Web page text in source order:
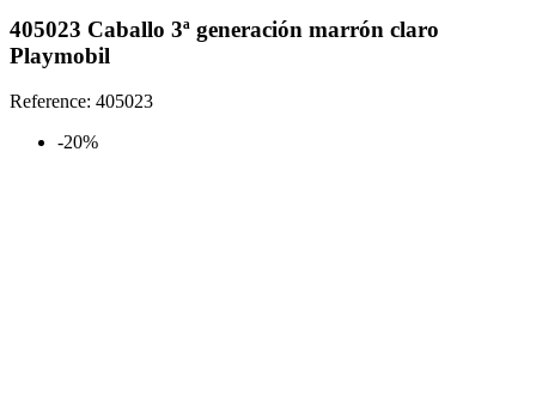
405023 Caballo 3ª generación marrón claro
Playmobil
Reference: 405023
-20%